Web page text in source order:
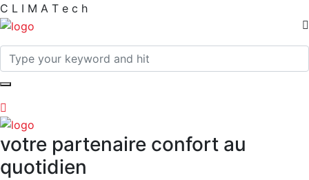
C L I M A T e c h
votre partenaire confort au
quotidien